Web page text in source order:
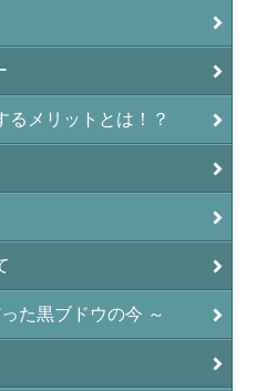
るメリットとは！？
た黒ブドウの今 ～